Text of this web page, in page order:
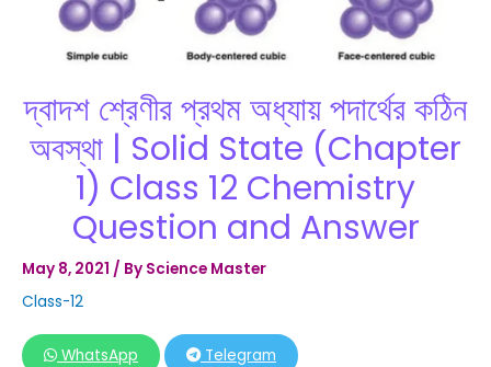
দ্বাদশ শ্রেণীর প্রথম অধ্যায় পদার্থের কঠিন
অবস্থা | Solid State (Chapter
1) Class 12 Chemistry
Question and Answer
May 8, 2021 / By Science Master
Class-12
WhatsApp Telegram